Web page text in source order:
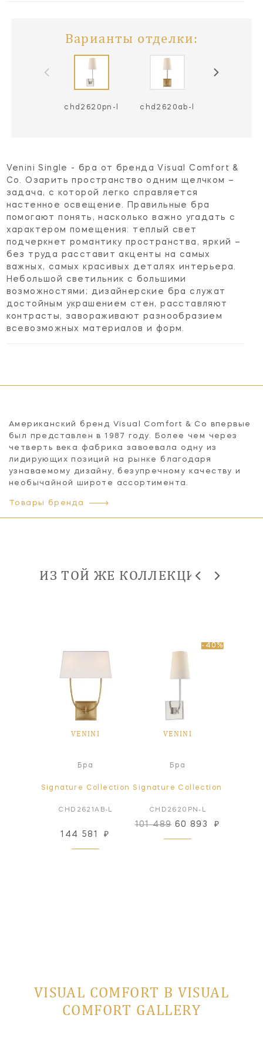
Варианты отделки:
chd2620pn-l chd2620ab-l
Venini Single - бра от бренда Visual Comfort &
Co. Озарить пространство одним щелчком –
задача, с которой легко справляется
настенное освещение. Правильные бра
помогают понять, насколько важно угадать с
характером помещения: теплый свет
подчеркнет романтику пространства, яркий –
без труда расставит акценты на самых
важных, самых красивых деталях интерьера.
Небольшой светильник с большими
возможностями; дизайнерские бра служат
достойным украшением стен, расставляют
контрасты, завораживают разнообразием
всевозможных материалов и форм.
Американский бренд Visual Comfort & Co впервые
был представлен в 1987 году. Более чем через
четверть века фабрика завоевала одну из
лидирующих позиций на рынке благодаря
узнаваемому дизайну, безупречному качеству и
необычайной широте ассортимента.
Товары бренда
ИЗ ТОЙ ЖЕ КОЛЛЕКЦИИ
VENINI
Бра
Signature Collection
CHD2621AB-L
144 581 ₽
-40%
VENINI
Бра
Signature Collection
CHD2620PN-L
101 48960 893 ₽
VISUAL COMFORT В VISUAL
COMFORT GALLERY